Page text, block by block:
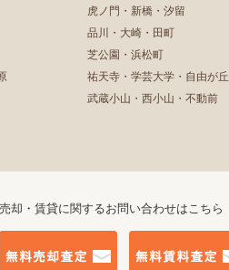
虎ノ門・新橋・汐留
品川・大崎・田町
芝公園・浜松町
祐天寺・学芸大学・自由が丘
武蔵小山・西小山・不動前
売却・賃貸に関するお問い合わせはこちら